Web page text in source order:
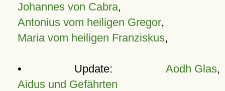
Johannes von Cabra,
Antonius vom heiligen Gregor,
Maria vom heiligen Franziskus,
• Update: Aodh Glas,
Aidus und Gefährten